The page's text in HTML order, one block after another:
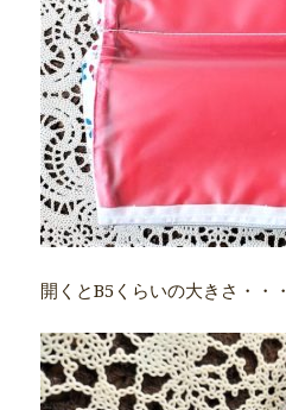
開くとB5くらいの大きさ・・・